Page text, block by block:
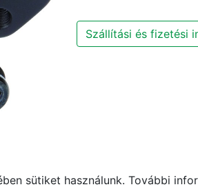
Szállítási és fizetési
sütiket használunk. További